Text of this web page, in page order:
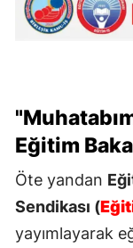
Eğitim
Öte yandan
Sendikası (
yayımlayarak